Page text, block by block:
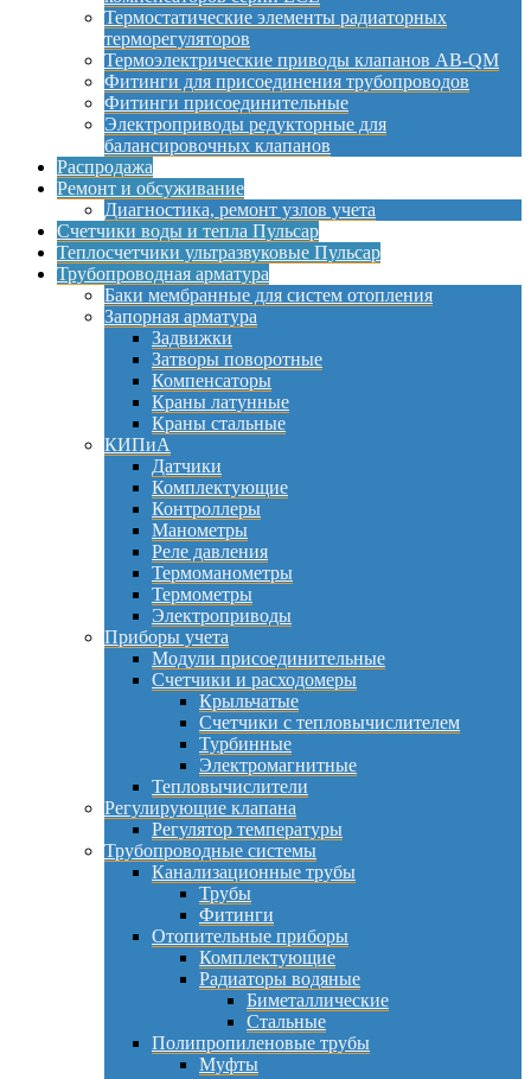
Термостатические элементы радиаторных
терморегуляторов
Термоэлектрические приводы клапанов AB-QM
Фитинги для присоединения трубопроводов
Фитинги присоединительные
Электроприводы редукторные для
балансировочных клапанов
Распродажа
Ремонт и обсуживание
Диагностика, ремонт узлов учета
Счетчики воды и тепла Пульсар
Теплосчетчики ультразвуковые Пульсар
Трубопроводная арматура
Баки мембранные для систем отопления
Запорная арматура
Задвижки
Затворы поворотные
Компенсаторы
Краны латунные
Краны стальные
КИПиА
Датчики
Комплектующие
Контроллеры
Манометры
Реле давления
Термоманометры
Термометры
Электроприводы
Приборы учета
Модули присоединительные
Счетчики и расходомеры
Крыльчатые
Счетчики с тепловычислителем
Турбинные
Электромагнитные
Тепловычислители
Регулирующие клапана
Регулятор температуры
Трубопроводные системы
Канализационные трубы
Трубы
Фитинги
Отопительные приборы
Комплектующие
Радиаторы водяные
Биметаллические
Стальные
Полипропиленовые трубы
Муфты